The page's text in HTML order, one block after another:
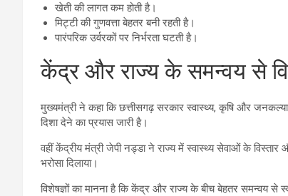
खेती की लागत कम होती है।
मिट्टी की गुणवत्ता बेहतर बनी रहती है।
पारंपरिक उर्वरकों पर निर्भरता घटती है।
केंद्र और राज्य के समन्वय से
मुख्यमंत्री ने कहा कि छत्तीसगढ़ सरकार स्वास्थ्य, कृषि और
दिशा देने का प्रयास जारी है।
वहीं केंद्रीय मंत्री जेपी नड्डा ने राज्य में स्वास्थ्य सेवाओं के
भरोसा दिलाया।
विशेषज्ञों का मानना है कि केंद्र और राज्य के बीच बेहतर समन्वय से